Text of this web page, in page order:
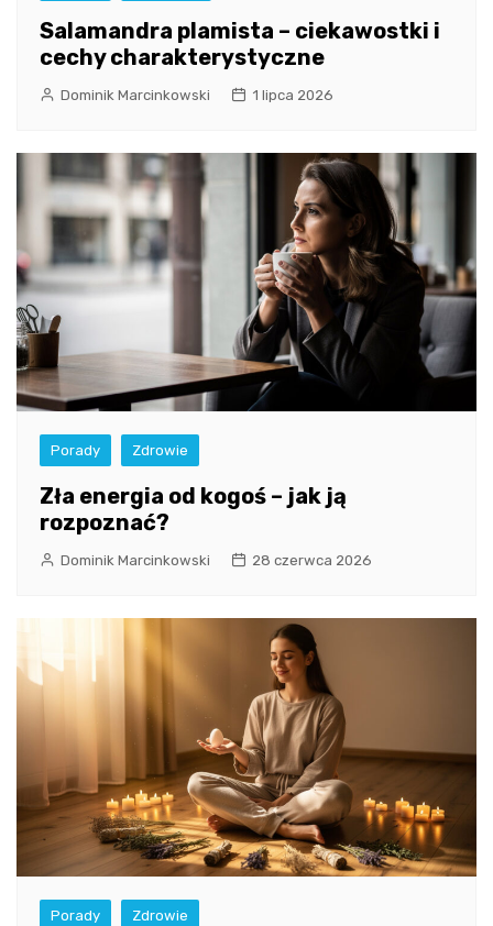
Salamandra plamista – ciekawostki i
cechy charakterystyczne
Dominik Marcinkowski 1 lipca 2026
Porady Zdrowie
Zła energia od kogoś – jak ją
rozpoznać?
Dominik Marcinkowski 28 czerwca 2026
Porady Zdrowie